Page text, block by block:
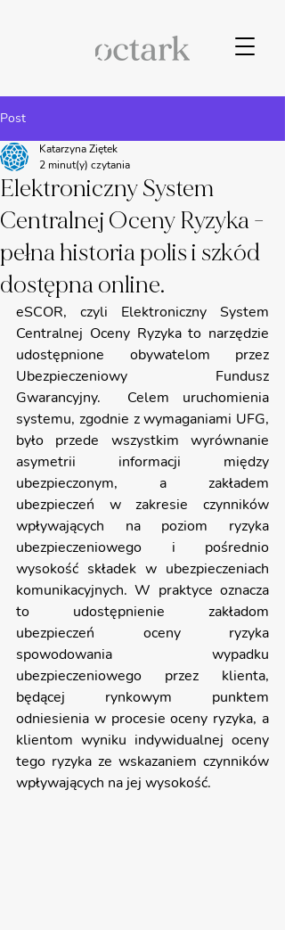
Post
Elektroniczny System
Centralnej Oceny Ryzyka -
pełna historia polis i szkód
dostępna online.
Katarzyna Ziętek
2 minut(y) czytania
eSCOR, czyli Elektroniczny System
Centralnej Oceny Ryzyka to narzędzie
udostępnione obywatelom przez
Ubezpieczeniowy Fundusz
Gwarancyjny.  Celem uruchomienia
systemu, zgodnie z wymaganiami UFG,
było przede wszystkim wyrównanie
asymetrii informacji między
ubezpieczonym, a zakładem
ubezpieczeń w zakresie czynników
wpływających na poziom ryzyka
ubezpieczeniowego i pośrednio
wysokość składek w ubezpieczeniach
komunikacyjnych. W praktyce oznacza
to udostępnienie zakładom
ubezpieczeń oceny ryzyka
spowodowania wypadku
ubezpieczeniowego przez klienta,
będącej rynkowym punktem
odniesienia w procesie oceny ryzyka, a
klientom wyniku indywidualnej oceny
tego ryzyka ze wskazaniem czynników
wpływających na jej wysokość.